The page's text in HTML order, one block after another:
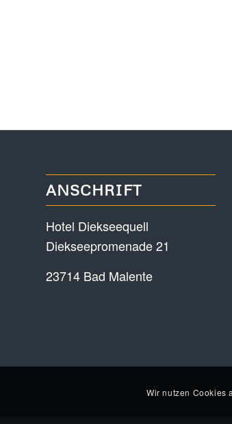
ANSCHRIFT
Hotel Diekseequell
Diekseepromenade 21
23714 Bad Malente
Wir nutzen Cookies